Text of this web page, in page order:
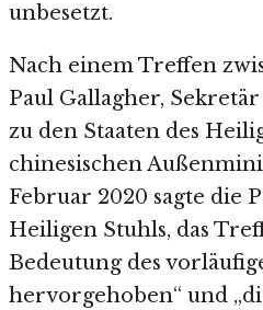
unbesetzt.
Nach einem Treffen
Paul Gallagher,
zu den Staaten des
chinesischen
Februar 2020 sagte die
Heiligen Stuhls, das
Bedeutung des
hervorgehoben“ und